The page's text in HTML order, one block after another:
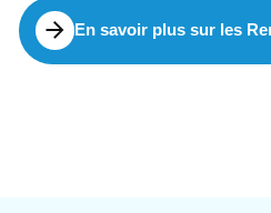
En savoir plus sur les